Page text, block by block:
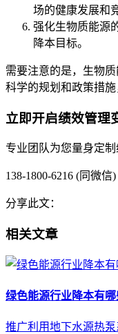
场的健康发展和
强化生物质能源
降本目标。
需要注意的是，生物
科学的规划和政策措施
立即开启绩效管理
专业团队为您量身定
138-1800-6216 (同微信)
分享此文：
相关文章
绿色能源行业降本有
推广利用地下水源热